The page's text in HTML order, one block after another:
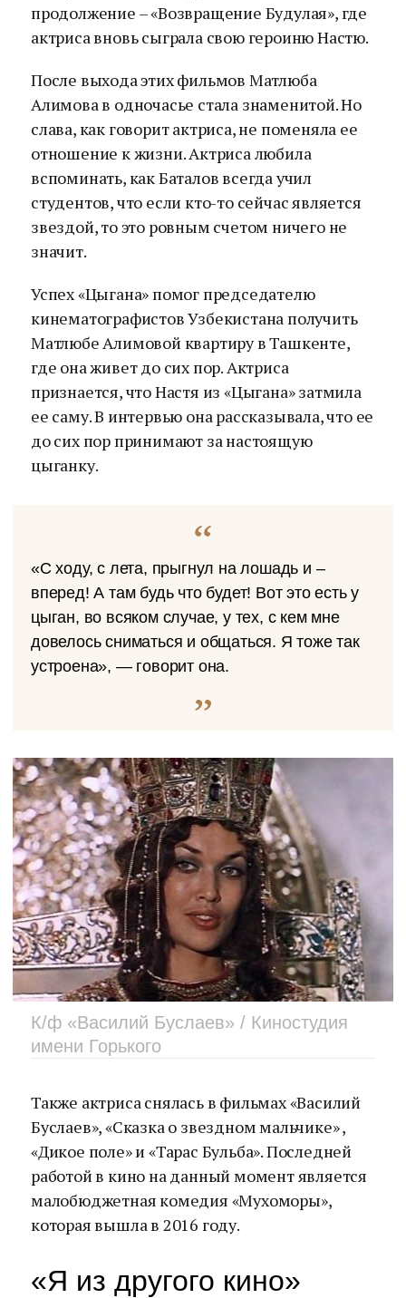
продолжение – «Возвращение Будулая», где
актриса вновь сыграла свою героиню Настю.
После выхода этих фильмов Матлюба
Алимова в одночасье стала знаменитой. Но
слава, как говорит актриса, не поменяла ее
отношение к жизни. Актриса любила
вспоминать, как Баталов всегда учил
студентов, что если кто-то сейчас является
звездой, то это ровным счетом ничего не
значит.
Успех «Цыгана» помог председателю
кинематографистов Узбекистана получить
Матлюбе Алимовой квартиру в Ташкенте,
где она живет до сих пор. Актриса
признается, что Настя из «Цыгана» затмила
ее саму. В интервью она рассказывала, что ее
до сих пор принимают за настоящую
цыганку.
«С ходу, с лета, прыгнул на лошадь и –
вперед! А там будь что будет! Вот это есть у
цыган, во всяком случае, у тех, с кем мне
довелось сниматься и общаться. Я тоже так
устроена», — говорит она.
К/ф «Василий Буслаев» / Киностудия
имени Горького
Также актриса снялась в фильмах «Василий
Буслаев», «Сказка о звездном мальчике» ,
«Дикое поле» и «Тарас Бульба». Последней
работой в кино на данный момент является
малобюджетная комедия «Мухоморы»,
которая вышла в 2016 году.
«Я из другого кино»